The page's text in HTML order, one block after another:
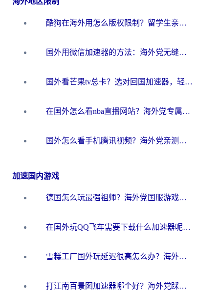
酷狗在海外用怎么版权限制？留学生亲测：3步解决听国内音乐难题
国外用微信加速器的方法：海外党无缝连接国内生活的实用指南
国外看芒果tv总卡？选对回国加速器，轻松追《浪姐》不费劲
在国外怎么看nba直播网站？海外党专属体育观赛指南，告别地区限制！
国外怎么看手机腾讯视频？海外党亲测有效的追剧加速器选择指南
加速国内游戏
德国怎么玩最强祖师？海外党国服游戏加速器选择全攻略（附宝可梦Online实测）
在国外玩QQ飞车需要下载什么加速器呢？海外党亲测有效的国服游戏加速指南
雪糕工厂国外玩延迟很高怎么办？海外玩家国服游戏加速终极攻略（附实测推荐）
打江南百景图加速器哪个好？海外党踩坑N次后，终于找到不卡的秘诀